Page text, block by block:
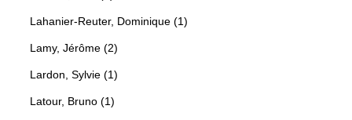
Lahanier-Reuter, Dominique (1)
Lamy, Jérôme (2)
Lardon, Sylvie (1)
Latour, Bruno (1)